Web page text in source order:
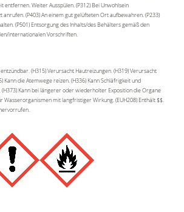
entfernen. Weiter Ausspülen. (P312) Bei Unwohlsein
(P403) An einem gut gelüfteten Ort aufbewahren. (P233)
(P501) Entsorgung des Inhalts/des Behälters gemäß den
internationalen Vorschriften.
(H315) Verursacht Hautreizungen. (H319) Verursacht
Kann die Atemwege reizen. (H336) Kann Schläfrigkeit und
Kann bei längerer oder wiederholter Exposition die Organe
Wasserorganismen mit langfristiger Wirkung. (EUH208) Enthält $$.